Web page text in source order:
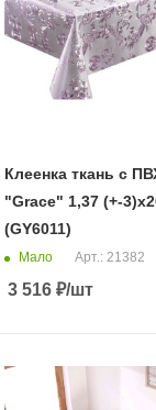
Клеенка ткань с
"Grace" 1,37 (+-
(GY6011)
Мало Арт.: 21382
3 516 ₽/шт